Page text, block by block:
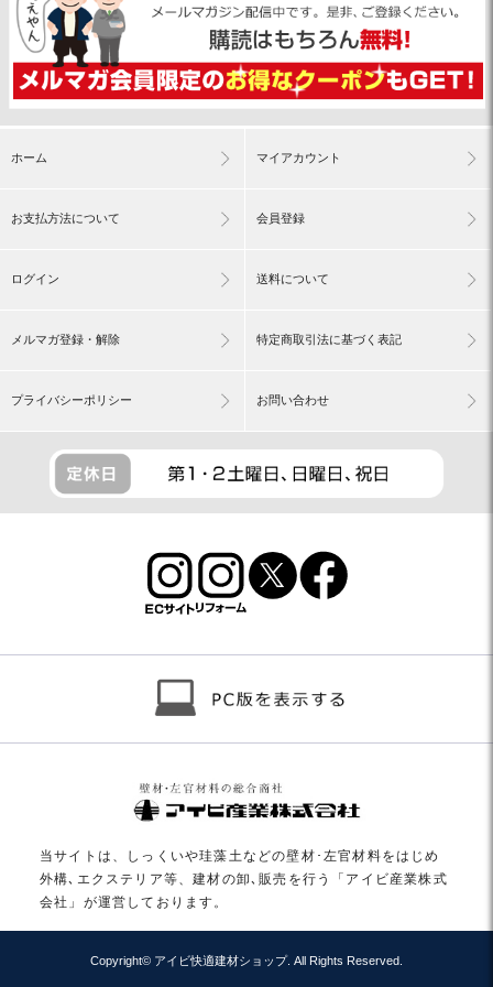
ホーム マイアカウント
お支払方法について 会員登録
ログイン 送料について
メルマガ登録・解除 特定商取引法に基づく表記
プライバシーポリシー お問い合わせ
当サイトは、しっくいや珪藻土などの壁材･左官材料をはじめ
外構､エクステリア等、建材の卸､販売を行う「アイビ産業株式
会社」が運営しております。
Copyright© アイビ快適建材ショップ. All Rights Reserved.